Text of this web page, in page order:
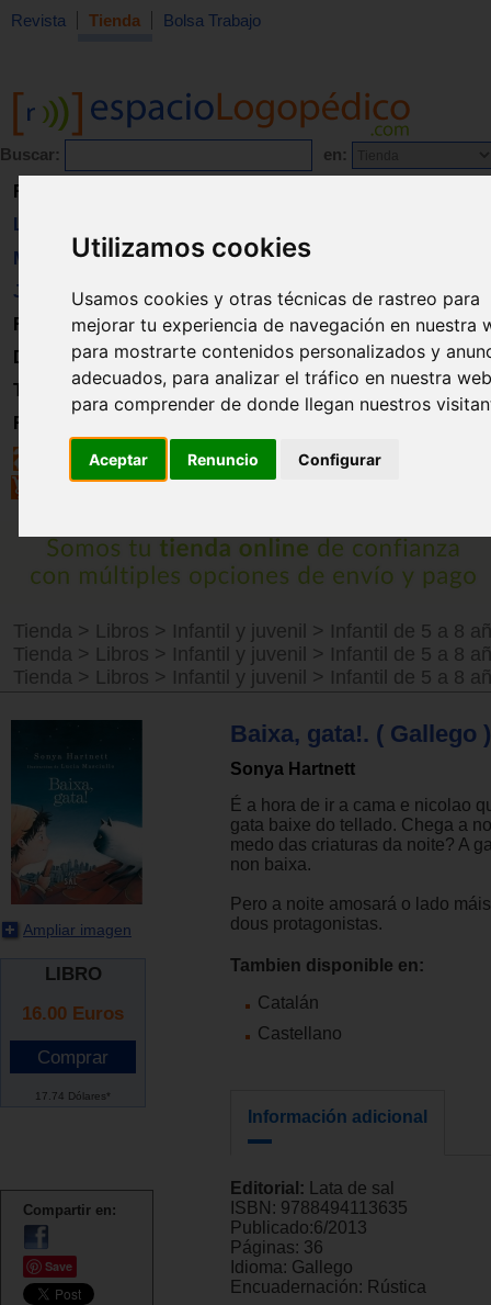
Utilizamos cookies
Usamos cookies y otras técnicas de rastreo para
mejorar tu experiencia de navegación en nuestra
para mostrarte contenidos personalizados y
adecuados, para analizar el tráfico en nuestra
para comprender de donde llegan nuestros
Aceptar Renuncio Configurar
Revista Tienda Bolsa Trabajo
Buscar: en:
Revista
Libros
Material
Juguetes
Formación
Directorio
Trabajo
Registro
Tienda > Libros > Infantil y juvenil > Infantil de 5 a 8
Tienda > Libros > Infantil y juvenil > Infantil de 5 a 8
Tienda > Libros > Infantil y juvenil > Infantil de 5 a 8
Ampliar imagen
LIBRO
16.00 Euros
17.74 Dólares*
Compartir en:
Save
Baixa, gata!. ( Gallego )
Sonya Hartnett
É a hora de ir a cama e nicolao
gata baixe do tellado. Chega a
medo das criaturas da noite? A
non baixa.
Pero a noite amosará o lado
dous protagonistas.
Tambien disponible en:
Catalán
Castellano
Información adicional
Editorial:
Lata de sal
ISBN: 9788494113635
Publicado:6/2013
Páginas: 36
Idioma: Gallego
Encuadernación: Rústica